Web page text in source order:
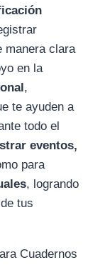
manera clara
en la
,
te ayuden a
todo el
eventos,
para
, logrando
tus